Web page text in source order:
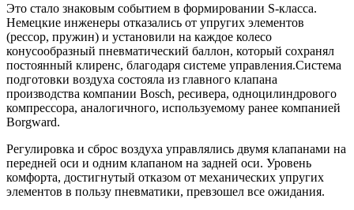
Это стало знаковым событием в формировании S-класса.
Немецкие инженеры отказались от упругих элементов
(рессор, пружин) и установили на каждое колесо
конусообразный пневматический баллон, который сохранял
постоянный клиренс, благодаря системе управления.Система
подготовки воздуха состояла из главного клапана
производства компании Bosch, ресивера, одноцилиндрового
компрессора, аналогичного, используемому ранее компанией
Borgward.
Регулировка и сброс воздуха управлялись двумя клапанами на
передней оси и одним клапаном на задней оси. Уровень
комфорта, достигнутый отказом от механических упругих
элементов в пользу пневматики, превзошел все ожидания.